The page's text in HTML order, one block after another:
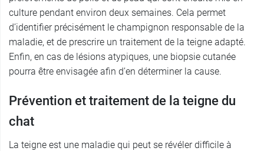
culture pendant environ deux semaines. Cela permet
d’identifier précisément le champignon responsable de la
maladie, et de prescrire un traitement de la teigne adapté.
Enfin, en cas de lésions atypiques, une biopsie cutanée
pourra être envisagée afin d’en déterminer la cause.
Prévention et traitement de la teigne du
chat
La teigne est une maladie qui peut se révéler difficile à